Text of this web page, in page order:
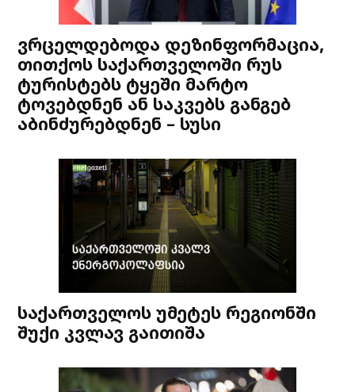
ვრცელდებოდა დეზინფორმაცია,
თითქოს საქართველოში რუს
ტურისტებს ტყეში მარტო
ტოვებდნენ ან საკვებს განგებ
აბინძურებდნენ – სუსი
საქართველოს უმეტეს რეგიონში
შუქი კვლავ გაითიშა